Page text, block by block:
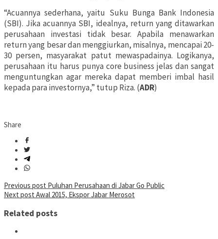
“Acuannya sederhana, yaitu Suku Bunga Bank Indonesia
(SBI). Jika acuannya SBI, idealnya, return yang ditawarkan
perusahaan investasi tidak besar. Apabila menawarkan
return yang besar dan menggiurkan, misalnya, mencapai 20-
30 persen, masyarakat patut mewaspadainya. Logikanya,
perusahaan itu harus punya core business jelas dan sangat
menguntungkan agar mereka dapat memberi imbal hasil
kepada para investornya,” tutup Riza. (ADR)
Share
Post
navigation
Previous post Puluhan Perusahaan di Jabar Go Public
Next post Awal 2015, Ekspor Jabar Merosot
Related posts